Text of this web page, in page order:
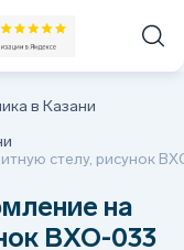
в Казани
стелу, рисунок
на
ВХО-033